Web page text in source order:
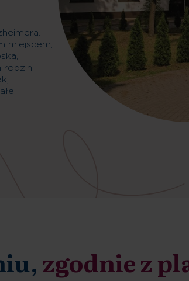
miejscem,
zgodnie z